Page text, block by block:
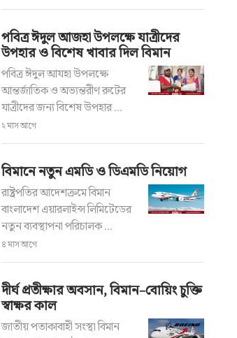
পবিত্র ঈদুল আজহা উপলক্ষে যাত্রীদের
উপহার ও বিশেষ খাবার দিল বিমান
পবিত্র ঈদুল আযহা উপলক্ষে
আন্তর্জাতিক ও অভ্যন্তরীণ রুটের
যাত্রীদের জন্য বিশেষ উপহার ...
২ মাস আগে
বিমানে নতুন এমডি ও ডিএমডি নিয়োগ
রাষ্ট্রপতির আদেশক্রমে বিমান
বাংলাদেশ এয়ারলাইন্স লিমিটেডের
নতুন ব্যবস্থাপনা পরিচালক ...
৪ মাস আগে
দীর্ঘ প্রতীক্ষার অবসান, বিমান–বোয়িং চুক্তি
স্বাক্ষর কাল
জাতীয় পতাকাবাহী সংস্থা বিমান